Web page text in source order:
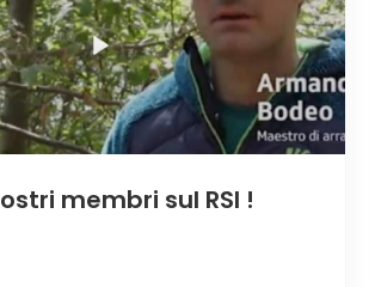
membri sul RSI !